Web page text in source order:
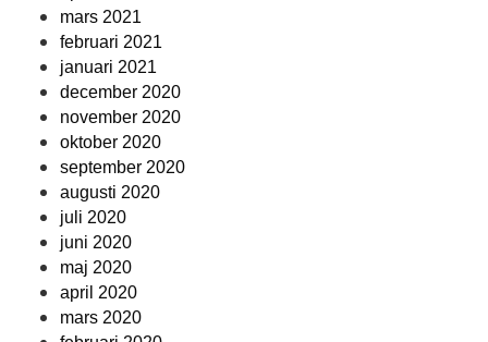
mars 2021
februari 2021
januari 2021
december 2020
november 2020
oktober 2020
september 2020
augusti 2020
juli 2020
juni 2020
maj 2020
april 2020
mars 2020